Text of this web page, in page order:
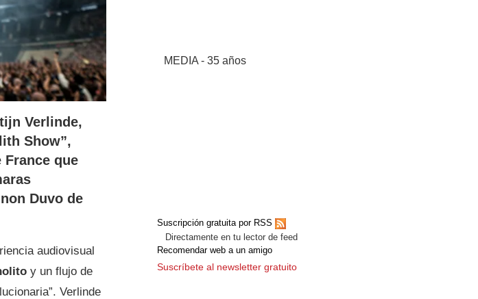
Verlinde,
Show”,
France que
Duvo de
audiovisual
y un flujo de
Verlinde
MEDIA - 35 años
Suscripción gratuita por RSS
Directamente en tu lector de feed
Recomendar web a un amigo
Suscríbete al newsletter gratuito